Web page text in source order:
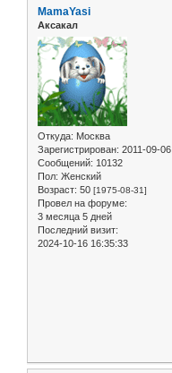
MamaYasi
Аксакал
Откуда: Москва
Зарегистрирован: 2011-09-06
Сообщений: 10132
Пол: Женский
Возраст: 50 [1975-08-31]
Провел на форуме:
3 месяца 5 дней
Последний визит:
2024-10-16 16:35:33